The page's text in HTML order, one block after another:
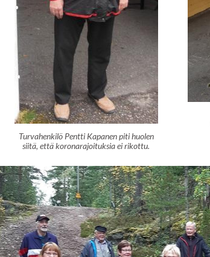
Turvahenkilö Pentti Kapanen piti huolen
siitä, että koronarajoituksia ei rikottu.